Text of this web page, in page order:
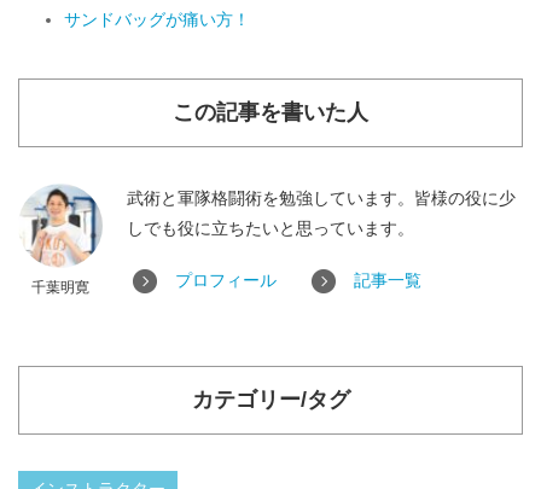
サンドバッグが痛い方！
この記事を書いた人
千葉明寛
武術と軍隊格闘術を勉強しています。皆様の役に少
しでも役に立ちたいと思っています。
プロフィール 記事一覧
カテゴリー/タグ